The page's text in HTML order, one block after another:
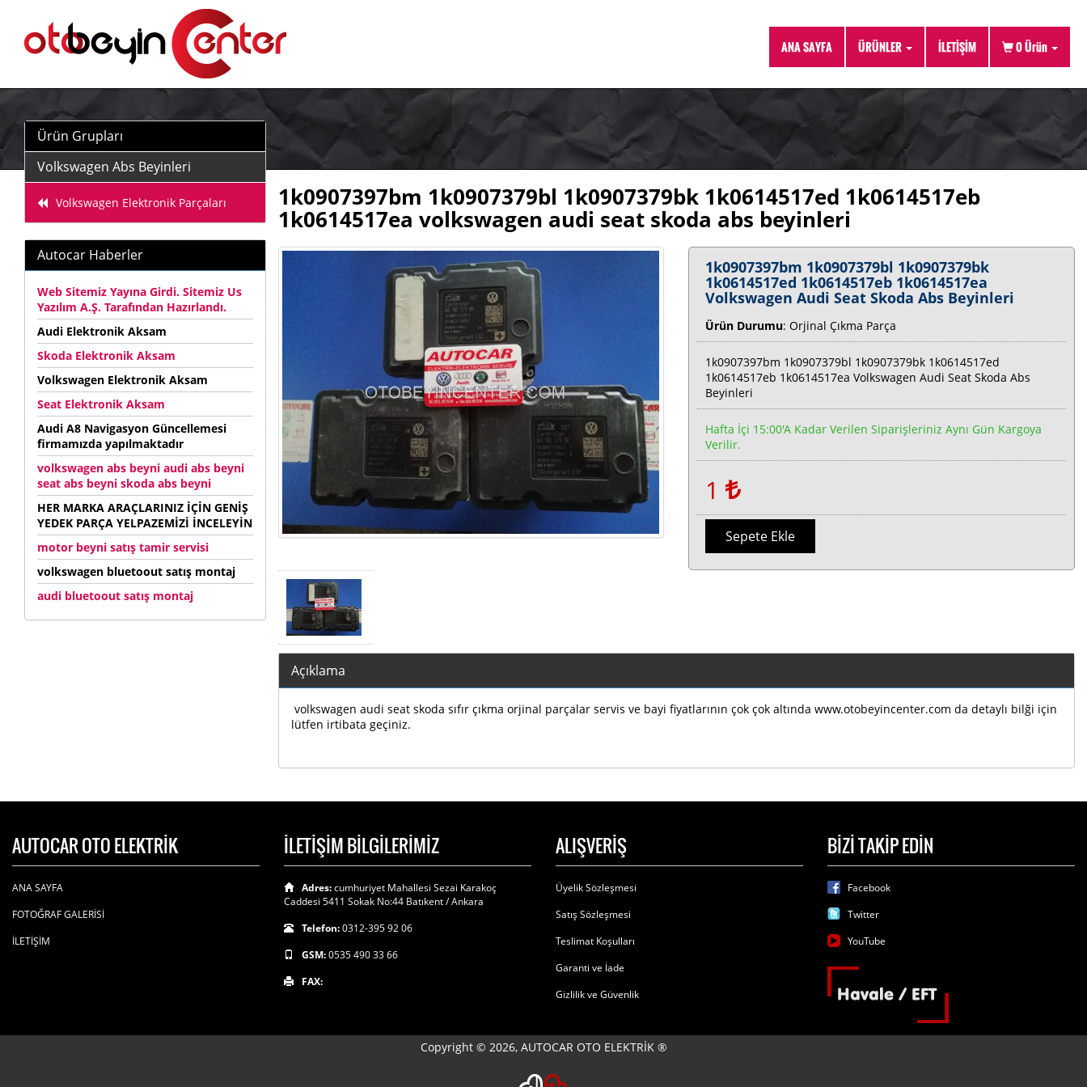
ANA SAYFA ÜRÜNLER İLETİŞİM 0Ürün
Ürün Grupları
Volkswagen Abs Beyinleri
Volkswagen Elektronik Parçaları
Autocar Haberler
Web Sitemiz Yayına Girdi. Sitemiz Us
Yazılım A.Ş. Tarafından Hazırlandı.
Audi Elektronik Aksam
Skoda Elektronik Aksam
Volkswagen Elektronik Aksam
Seat Elektronik Aksam
Audi A8 Navigasyon Güncellemesi
firmamızda yapılmaktadır
volkswagen abs beyni audi abs beyni
seat abs beyni skoda abs beyni
HER MARKA ARAÇLARINIZ İÇİN GENİŞ
YEDEK PARÇA YELPAZEMİZİ İNCELEYİN
motor beyni satış tamir servisi
volkswagen bluetoout satış montaj
audi bluetoout satış montaj
1k0907397bm 1k0907379bl 1k0907379bk 1k0614517ed 1k0614517eb
1k0614517ea volkswagen audi seat skoda abs beyinleri
1k0907397bm 1k0907379bl 1k0907379bk
1k0614517ed 1k0614517eb 1k0614517ea
Volkswagen Audi Seat Skoda Abs Beyinleri
Ürün Durumu: Orjinal Çıkma Parça
1k0907397bm 1k0907379bl 1k0907379bk 1k0614517ed
1k0614517eb 1k0614517ea Volkswagen Audi Seat Skoda Abs
Beyinleri
Hafta İçi 15:00'a Kadar Verilen Siparişleriniz Aynı Gün Kargoya
Verilir.
1
Sepete Ekle
Açıklama
volkswagen audi seat skoda sıfır çıkma orjinal parçalar servis ve bayi fiyatlarının çok çok altında www.otobeyincenter.com da detaylı bilği için
lütfen irtibata geçiniz.
AUTOCAR OTO ELEKTRİK
ANA SAYFA
FOTOĞRAF GALERİSİ
İLETİŞİM
İLETİŞİM BİLGİLERİMİZ
Adres:cumhuriyet Mahallesi Sezai Karakoç
Caddesi 5411 Sokak No:44 Batıkent / Ankara
Telefon:0312-395 92 06
GSM:0535 490 33 66
FAX:
ALIŞVERİŞ
Üyelik Sözleşmesi
Satış Sözleşmesi
Teslimat Koşulları
Garanti ve İade
Gizlilik ve Güvenlik
BİZİ TAKİP EDİN
Facebook
Twitter
YouTube
Copyright © 2026, AUTOCAR OTO ELEKTRİK ®